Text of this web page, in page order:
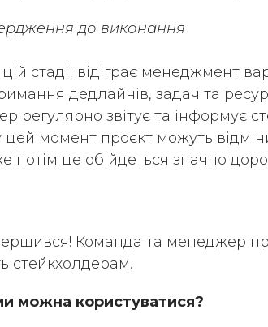
до виконання
стадії відіграє менеджмент
дедлайнів, задач та
регулярно звітує та інформує
цей момент проєкт можуть
потім це обійдеться значно
Команда та менеджер
стейкхолдерам.
можна користуватися?